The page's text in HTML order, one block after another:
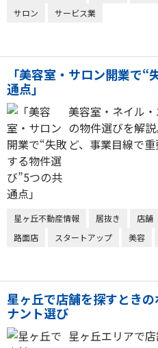
サロン
サービス業
「美容室・サロン開業で
通点」
美容室・ネイル
の物件選びを解
ど、事業目線で
星ヶ丘不動産情報 居抜き 店舗
路面店
スタートアップ 美容
星ヶ丘で店舗を探すとき
ナント選び
星ヶ丘エリアで